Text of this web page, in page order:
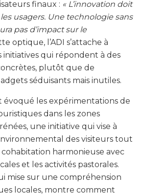
finaux : « L’innovation doit
usagers. Une technologie sans
pas d’impact sur le
optique, l’ADI s’attache à
initiatives qui répondent à des
plutôt que de
séduisants mais inutiles.
évoqué les expérimentations de
dans les zones
une initiative qui vise à
des visiteurs tout
harmonieuse avec
et les activités pastorales.
mise sur une compréhension
locales, montre comment